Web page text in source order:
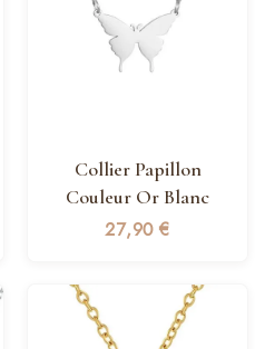
Collier Papillon
Couleur Or Blanc
27,90€